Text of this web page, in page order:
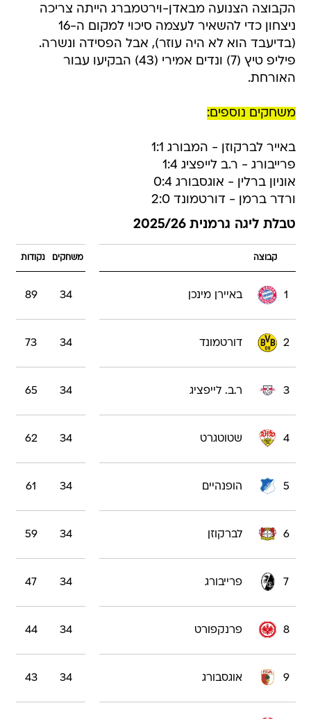
הקבוצה הצנועה מבאדן-וירטמברג הייתה צריכה
ניצחון כדי להשאיר לעצמה סיכוי למקום ה-16
(בדיעבד הוא לא היה עוזר), אבל הפסידה ונשרה.
פיליפ טיץ (7) ונדים אמירי (43) הבקיעו עבור
האורחת.
משחקים נוספים:
באייר לברקוזן - המבורג 1:1
פרייבורג - ר.ב לייפציג 1:4
אוניון ברלין - אוגסבורג 0:4
ורדר ברמן - דורטמונד 2:0
טבלת ליגה גרמנית 2025/26
קבוצה משחקים נקודות
1 באיירן מינכן 34
89
2 דורטמונד 34
73
3 ר.ב. לייפציג 34
65
4 שטוטגרט 34
62
5 הופנהיים 34
61
6 לברקוזן 34
59
7 פרייבורג 34
47
8 פרנקפורט 34
44
9 אוגסבורג 34
43